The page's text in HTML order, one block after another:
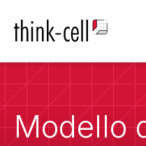
Modello